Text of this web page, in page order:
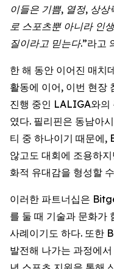
이들은 기쁨, 열정, 상
로 스포츠뿐 아니라 인
질이라고 믿는다.”라고
한 해 동안 이어진 매치
활동에 이어, 이번 현장
진행 중인 LALIGA와의
였다. 필리핀은 동남아
티 중 하나이기 때문에,
않고도 대회에 조용하
화적 유대감을 형성할
이러한 파트너십은
를 둘 때 기술과 문화가
사례이기도 하다. 또한
발전해 나가는 과정에